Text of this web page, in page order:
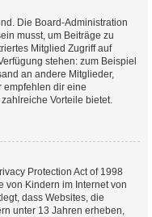
Die Board-Administration
musst, um Beiträge zu
Mitglied Zugriff auf
stehen: zum Beispiel
an andere Mitglieder,
empfehlen dir eine
Vorteile bietet.
Protection Act of 1998
von Kindern im Internet von
dass Websites, die
unter 13 Jahren erheben,